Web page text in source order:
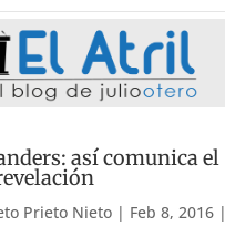
así comunica el
Prieto Nieto| Feb 8, 2016|